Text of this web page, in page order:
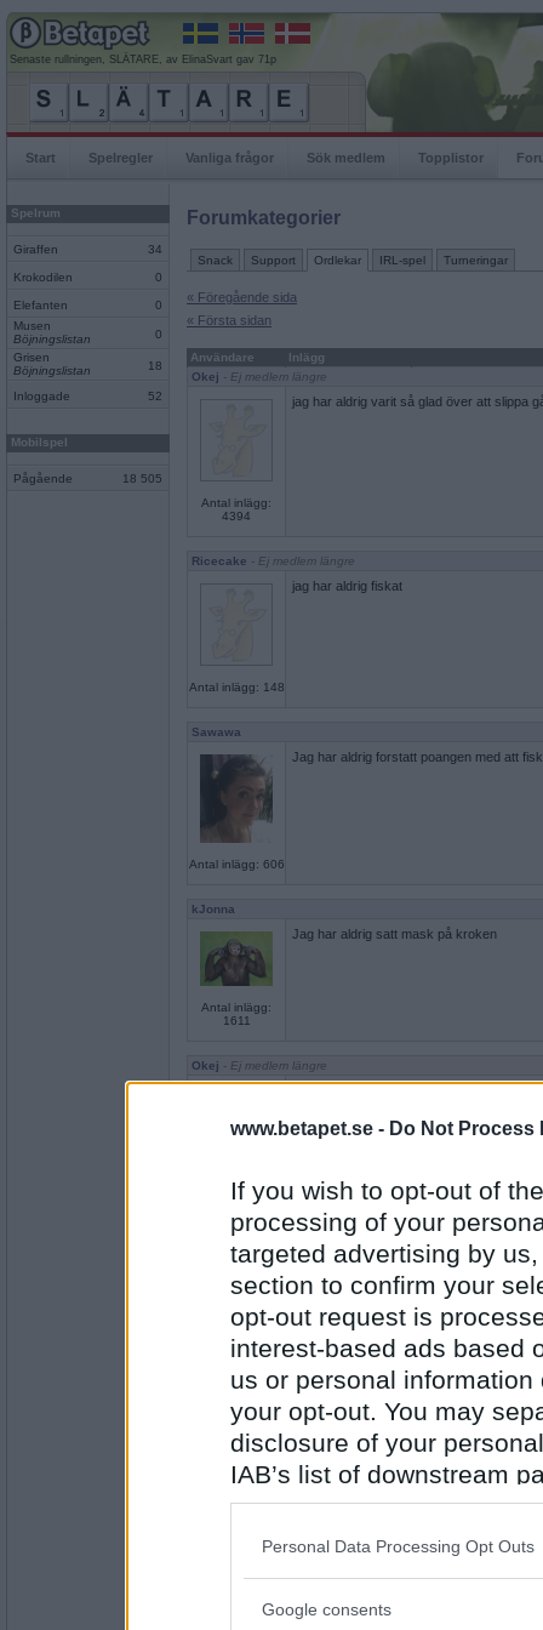
www.betapet.se - Do Not Process
If you wish to opt-out of
processing of your
targeted advertising by
section to confirm your
opt-out request is
interest-based ads based
us or personal
your opt-out. You may
disclosure of your
IAB’s list of downstream
also be disclosed by us
Downstream Participants
Please note that this
Personal Data Processing Opt Outs
Google consents
Senaste rullningen, SLÄTARE, av ElinaSvart gav 71p
Start Spelregler Vanliga frågor Sök medlem Topplistor
Spelrum
Giraffen 34
Krokodilen 0
Elefanten
0
Musen
Böjningslistan
0
Grisen
Böjningslistan
18
Inloggade 52
Mobilspel
Pågående 18 505
Forumkategorier
Snack Support Ordlekar IRL-spel Turneringar
« Föregående sida
« Första sidan
Användare
Inlägg
Okej - Ej medlem längre
Antal inlägg:
4394
jag har aldrig varit så glad över att slippa
Ricecake - Ej medlem längre
Antal inlägg: 148
jag har aldrig fiskat
Sawawa
Antal inlägg: 606
Jag har aldrig forstatt poangen med att
kJonna
Antal inlägg:
1611
Jag har aldrig satt mask på kroken
Okej - Ej medlem längre
Antal inlägg:
Gunilla N- Ej medlem längre
Antal inlägg:
9562
Jag har aldrig gillat snus
saittam75 - Ej medlem längre
Jag har aldrig haft färgade linser